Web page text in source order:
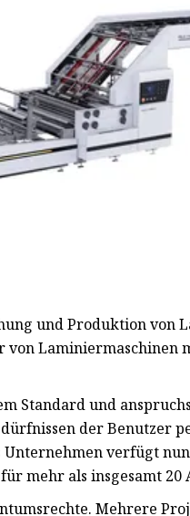
und Produktion von
Laminiermaschinen
Standard und
der Benutzer
verfügt
mehr als insgesamt 20
Mehrere